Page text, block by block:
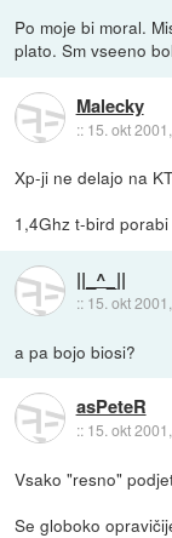
Po moje bi moral.
plato. Sm vseeno
Malecky
:: 15. okt
Xp-ji ne delajo na
1,4Ghz t-bird
||_^_||
:: 15. okt
a pa bojo biosi?
asPeteR
:: 15. okt
Vsako "resno"
Se globoko